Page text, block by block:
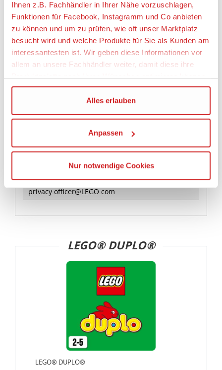
Ihnen z.B. Fachhändler in Ihrer Nähe vorzuschlagen,
Funktionen für Facebook, Instagramm und Co anbieten
zu können und um zu prüfen, wie oft unser Marktplatz
besucht wird und welche Produkte für Sie als Kunden am
interessantesten ist. Wir geben diese Informationen vor
allem an unsere Fachhändler weiter, damit diese ihre
Wir verwenden den Google Tag Manager um weitere
Dienste einzubinden.
Wenn Sie auf „Alles erlauben“, klicken, werden ein Teil
Ihrer personenbezogener Daten in die USA übertragen.
Die USA ist ein Drittland, dass nicht von einem
Kommission erfasst wird, und daher kein angemessenes
eines angemessenen Schutzniveaus, garantieren wir,
Verarbeitung von Daten in den USA eingehalten werden.
Sie können die Cookie-Einwilligung jederzeit links unten
auf Ihrem Bildschirm anpassen und damit widerrufen.
idee+spiel Betriebs-GmbH
Datenschutzbestimmungenund
Alles erlauben
Anpassen
Nur notwendige Cookies
cm tief
Artikeleigenschaften:
Anzahl Teile
29
Angaben zur Produktsicherheit:
LEGO System A/S, Aastvej 1, 7190 Billund,
Dänemark, https://www.lego.com,
privacy.officer@LEGO.com
LEGO® DUPLO®
LEGO® DUPLO®